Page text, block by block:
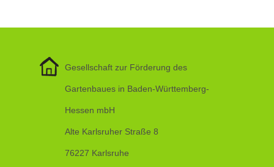
Gesellschaft zur Förderung des
Gartenbaues in Baden-Württemberg-
Hessen mbH
Alte Karlsruher Straße 8
76227 Karlsruhe